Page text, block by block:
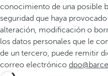
conocimiento de una posible
seguridad que haya
alteración, modificación o
los datos personales que le
de un tercero, puede remitir
correo electrónico